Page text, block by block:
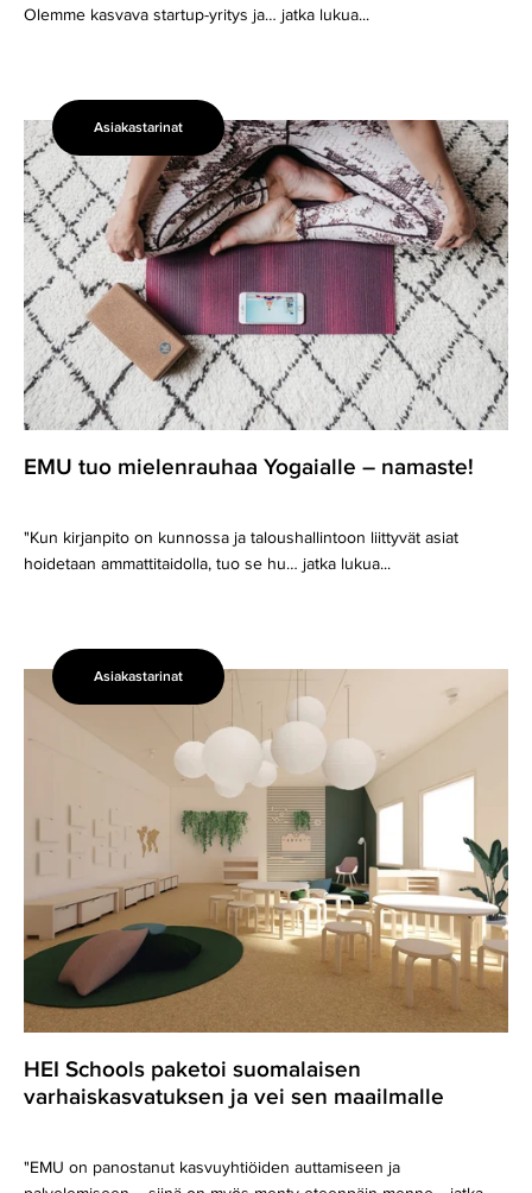
Olemme kasvava startup-yritys ja… jatka lukua...
EMU
tuo
mielenrauhaa
Yogaialle
–
namaste!
Asiakastarinat
EMU tuo mielenrauhaa Yogaialle – namaste!
"Kun kirjanpito on kunnossa ja taloushallintoon liittyvät asiat
hoidetaan ammattitaidolla, tuo se hu… jatka lukua...
Schools
paketoi
ja
vei
sen
maailmalle
Asiakastarinat
HEI Schools paketoi suomalaisen
varhaiskasvatuksen ja vei sen maailmalle
"EMU on panostanut kasvuyhtiöiden auttamiseen ja